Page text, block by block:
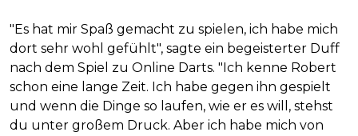
"Es hat mir Spaß gemacht zu spielen, ich habe mich
dort sehr wohl gefühlt", sagte ein begeisterter Duff
nach dem Spiel zu Online Darts. "Ich kenne Robert
schon eine lange Zeit. Ich habe gegen ihn gespielt
und wenn die Dinge so laufen, wie er es will, stehst
du unter großem Druck. Aber ich habe mich von